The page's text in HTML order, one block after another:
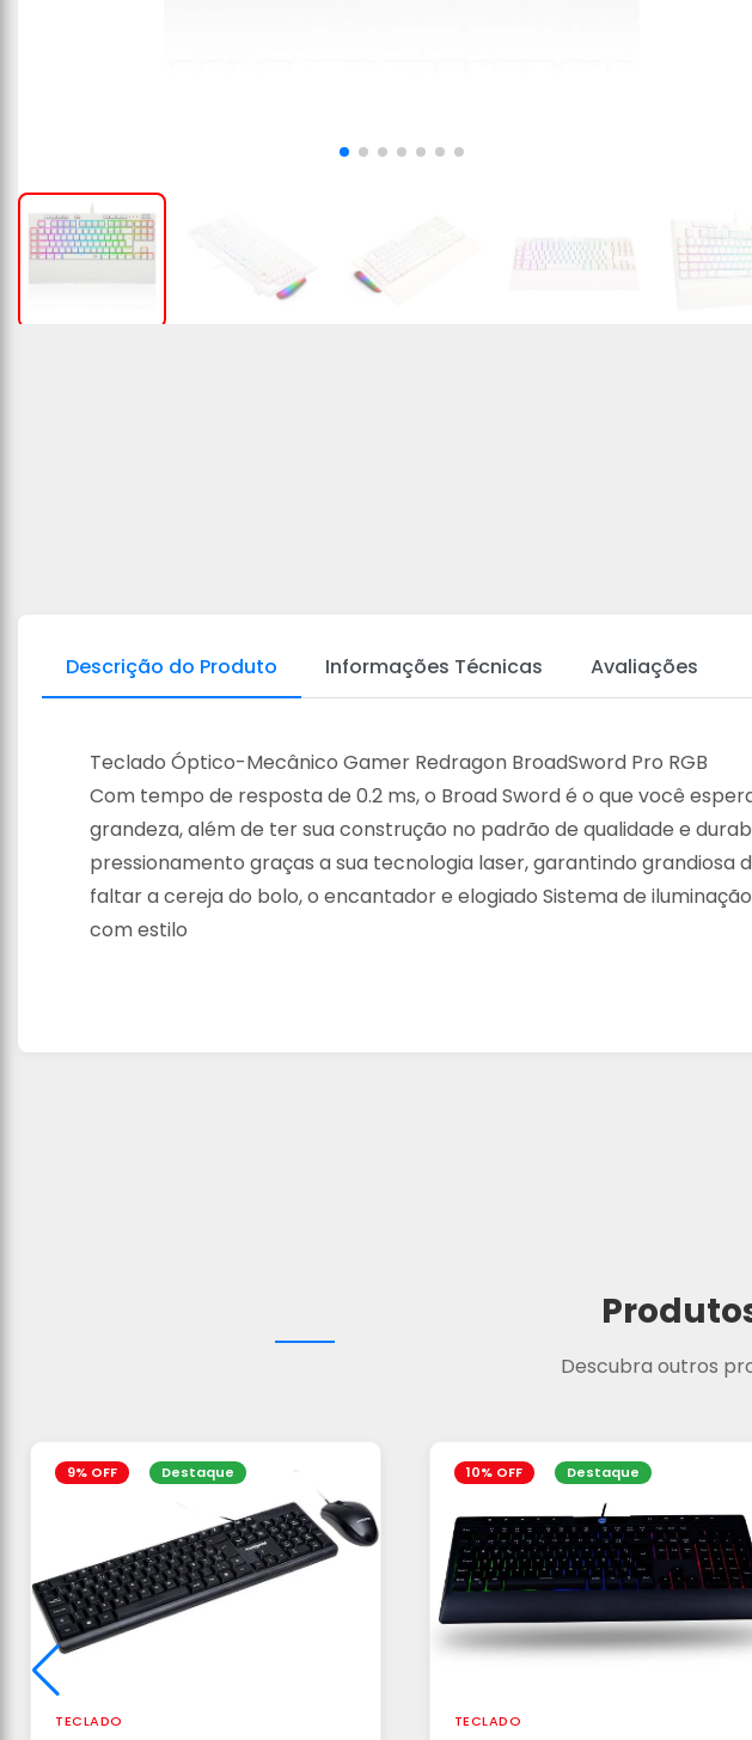
Descrição do Produto Informações Técnicas Avaliações
Teclado Óptico-Mecânico Gamer Redragon BroadSword Pro RGB
Com tempo de resposta de 0.2 ms, o Broad Sword é o que você
grandeza, além de ter sua construção no padrão de qualidade e
pressionamento graças a sua tecnologia laser, garantindo
faltar a cereja do bolo, o encantador e elogiado Sistema de
com estilo
Descubra outros
9% OFF Destaque
TECLADO
10% OFF Destaque
TECLADO